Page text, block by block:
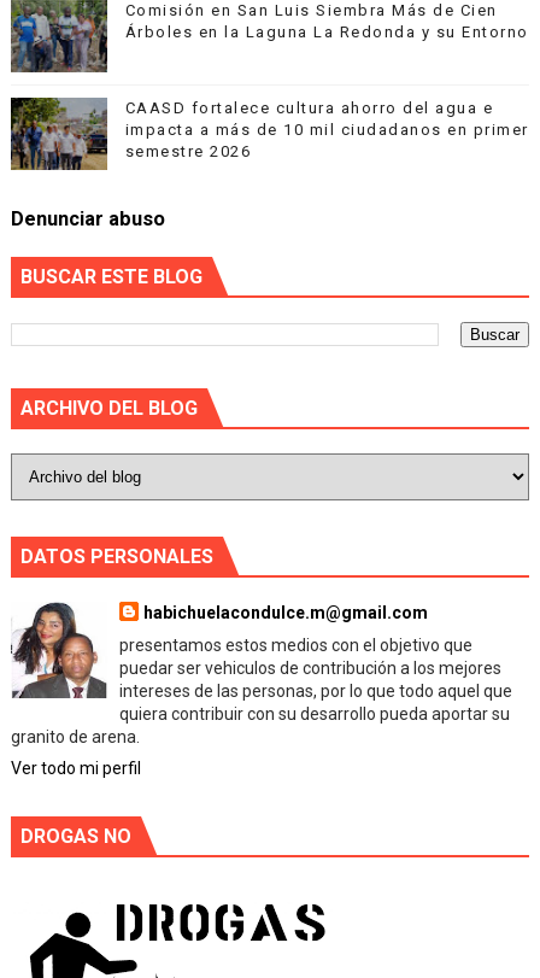
Comisión en San Luis Siembra Más de Cien
Árboles en la Laguna La Redonda y su Entorno
CAASD fortalece cultura ahorro del agua e
impacta a más de 10 mil ciudadanos en primer
semestre 2026
Denunciar abuso
BUSCAR ESTE BLOG
ARCHIVO DEL BLOG
DATOS PERSONALES
habichuelacondulce.m@gmail.com
presentamos estos medios con el objetivo que
puedar ser vehiculos de contribución a los mejores
intereses de las personas, por lo que todo aquel que
quiera contribuir con su desarrollo pueda aportar su
granito de arena.
Ver todo mi perfil
DROGAS NO